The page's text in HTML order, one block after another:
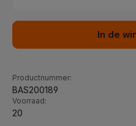
In de
Productnummer:
BAS200189
Voorraad:
20